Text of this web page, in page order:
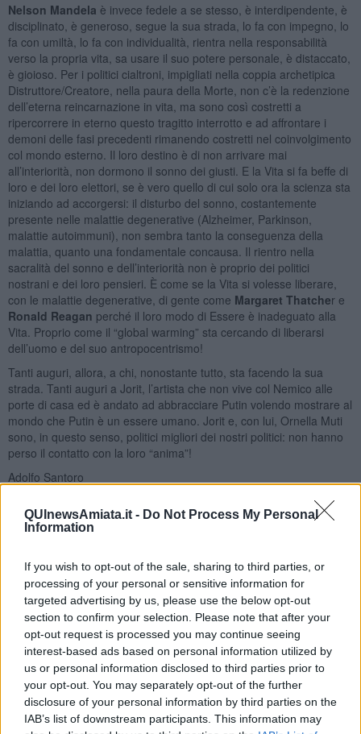
QUInewsAmiata.it - Do Not Process My Personal
Information
If you wish to opt-out of the sale, sharing to third parties, or
processing of your personal or sensitive information for
targeted advertising by us, please use the below opt-out
section to confirm your selection. Please note that after your
opt-out request is processed you may continue seeing
interest-based ads based on personal information utilized by
us or personal information disclosed to third parties prior to
your opt-out. You may separately opt-out of the further
disclosure of your personal information by third parties on the
IAB’s list of downstream participants. This information may
Nelson Mandela è invece fedele a se stesso, è interdipendente, è
disciplinato, è generoso, segue la sua strada, lo fa con impegno, lo
fa con umiltà, lo fa con individualità, rientra nella responsabilità
verso la propria vita, sa usare il suo potere personale, è distaccato,
è gioioso. Per i politici cialtroni, impigliati nella coppia archetipica
Distruttore/Creatore, nella paura della Morte, non c’è la redenzione
dell’eterna reincarnazione in vita, ma sono così costretti a
ripercorrere in eterno questo tragitto interrotto e ad affrontare i
demoni delle fasi precedenti rimanendo costretti nel coinvolgimento
col mondo esterno. Il loro destino è di non arrivare mai
all’interiorità, non dormono il sonno dei giusti. E la Vita si fa beffe di
loro e dei loro elettori, se è vero quello di cui solo ora la scienza sta
iniziando ad accorgersi: il disturbo del sonno, costantemente
presente nelle malattie degenerative (Alzheimer, Parkinson,
malattie autoimmuni), non sembra tanto la conseguenza della
malattia, quanto una fondamentale concausa. Il rientro nella
sacralità del sonno e dell’interiorità non è proprio dei politici
nostrani e dei loro pensieri. È come se la Vita si volesse liberare,
con le malattie degenerative, di gente come Margaret Thatcher e
Ronald Reagan perché il loro modo di Essere è inadeguato alla
Vita. Proprio come il “global warming” sta cercando di liberarsi
dell’uomo e del suo antropocentrismo!
Tanti auguri, allora, a chi, nonostante tutto, sta facendo la sua
strada. Tanti auguri a Jorit, l’artista che non vive col Nemico alle
porte di casa ed è andato ad abbracciare Putin volendo mostrare al
mondo che Putin è un essere umano. Jorit e, con lui, Ornella Muti
sono, in questo senso, politici migliori dei nostri politici: non hanno
perso il contatto con la loro “anima”!
Adolfo Santoro
Se vuoi leggere le notizie principali della Toscana iscriviti alla
Newsletter QUInews - ToscanaMedia.Arriva gratis tutti i giorni
alle 20:00 direttamente nella tua casella di posta.
Basta cliccareQUI
Ti potrebbe interessare anche:
Articoli dal Blog “Disincantato” di Adolfo Santoro
​Linee guida per organizzare il civismo della complessità